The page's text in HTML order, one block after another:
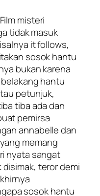
misteri
tidak masuk
it follows,
sosok hantu
bukan karena
hantu
petunjuk,
tiba ada dan
pemirsa
annabelle dan
memang
nyata sangat
teror demi
sosok hantu